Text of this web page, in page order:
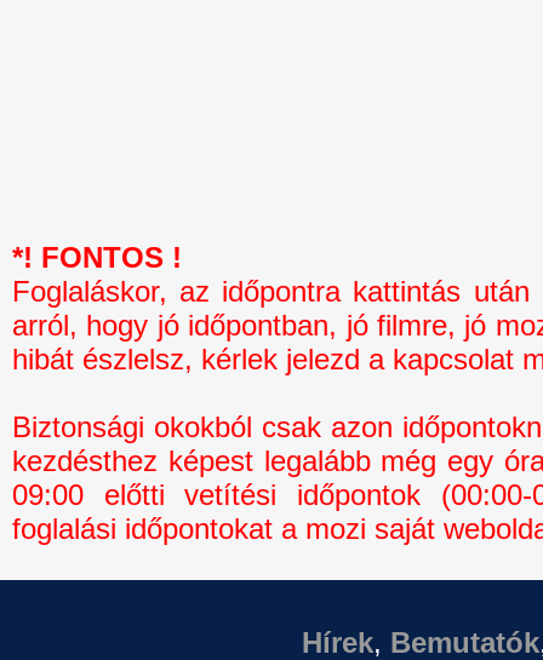
*! FONTOS !
Foglaláskor, az időpontra kattintás
arról, hogy jó időpontban, jó filmre, jó
hibát észlelsz, kérlek jelezd a kapcsolat
Biztonsági okokból csak azon
kezdésthez képest legalább még egy
09:00 előtti vetítési időpontok
foglalási időpontokat a mozi saját
Hírek, Bemutatók